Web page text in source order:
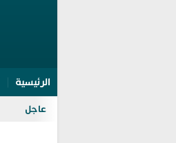
الرئيسية
عاجل